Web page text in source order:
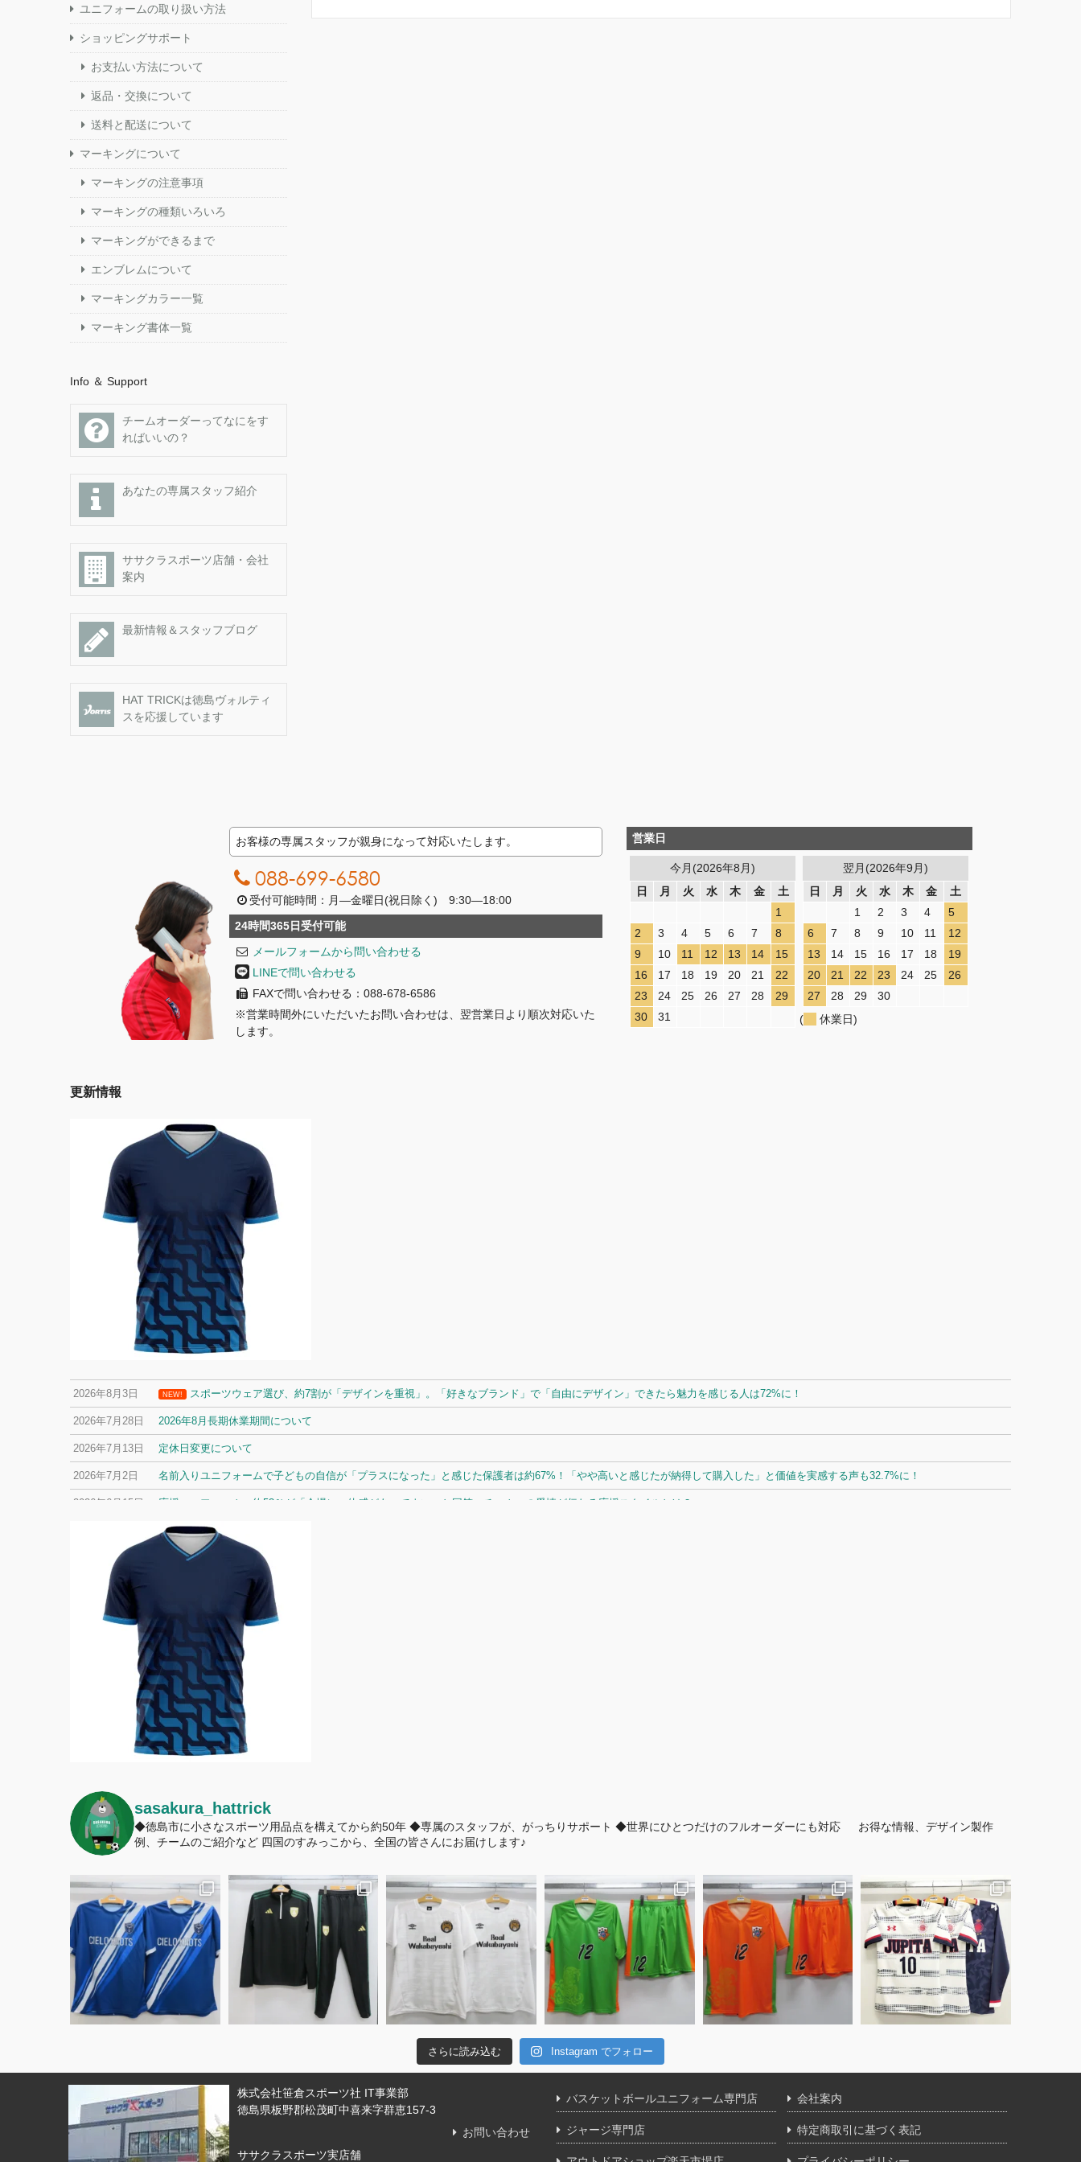
ユニフォームの取り扱い方法
ショッピングサポート
お支払い方法について
返品・交換について
送料と配送について
マーキングについて
マーキングの注意事項
マーキングの種類いろいろ
マーキングができるまで
エンブレムについて
マーキングカラー一覧
マーキング書体一覧
Info ＆ Support
チームオーダーってなにをす
ればいいの？
あなたの専属スタッフ紹介
ササクラスポーツ店舗・会社
案内
最新情報＆スタッフブログ
HAT TRICKは徳島ヴォルティ
スを応援しています
お客様の専属スタッフが親身になって対応いたします。
088-699-6580
受付可能時間：月―金曜日(祝日除く) 9:30―18:00
24時間365日受付可能
メールフォームから問い合わせる
LINEで問い合わせる
FAXで問い合わせる：088-678-6586
※営業時間外にいただいたお問い合わせは、翌営業日より順次対応いた
します。
営業日
今月(2026年8月)
日
月 火 水 木 金
土
1
2
3 4 5 6 7
8
9
10 11 12 13 14
15
16
17 18 19 20 21
22
23
24 25 26 27 28
29
30
31
翌月(2026年9月)
日
月 火 水 木 金
土
1
2 3 4
5
6
7 8 9 10 11
12
13
14 15 16 17 18
19
20
21 22 23 24 25
26
27
28 29
30
(
休業日)
更新情報
2026年8月3日 NEW! スポーツウェア選び、約7割が「デザインを重視」。「好きなブランド」で「自由にデザイン」できたら魅力を感じる人は72%に！
2026年7月28日 2026年8月長期休業期間について
2026年7月13日 定休日変更について
2026年7月2日 名前入りユニフォームで子どもの自信が「プラスになった」と感じた保護者は約67%！「やや高いと感じたが納得して購入した」と価値を実感する声も32.7%に！
2026年6月15日 応援ユニフォーム、約53％が「会場に一体感があってよい」と回答。チームへの愛情が伝わる応援スタイルとは？
sasakura_hattrick
◆徳島市に小さなスポーツ用品点を構えてから約50年 ◆専属のスタッフが、がっちりサポート ◆世界にひとつだけのフルオーダーにも対応
お得な情報、デザイン製作
例、チームのご紹介など 四国のすみっこから、全国の皆さんにお届けします♪
さらに読み込む Instagram でフォロー
株式会社笹倉スポーツ社 IT事業部
徳島県板野郡松茂町中喜来字群恵157-3
お問い合わせ
ササクラスポーツ実店舗
バスケットボールユニフォーム専門店
ジャージ専門店
会社案内
特定商取引に基づく表記